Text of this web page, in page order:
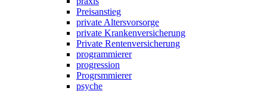
Preisanstieg
private Altersvorsorge
private Krankenversicherung
Private Rentenversicherung
programmierer
progression
Progrsmmierer
psyche